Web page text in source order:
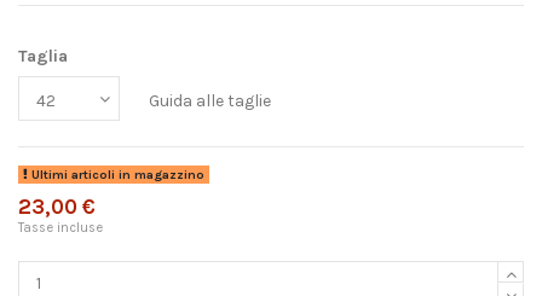
Taglia
Guida alle taglie
Ultimi articoli in magazzino
23,00 €
Tasse incluse